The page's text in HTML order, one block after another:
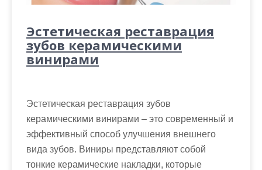
Эстетическая реставрация
зубов керамическими
винирами
Эстетическая реставрация зубов
керамическими винирами – это современный и
эффективный способ улучшения внешнего
вида зубов. Виниры представляют собой
тонкие керамические накладки, которые